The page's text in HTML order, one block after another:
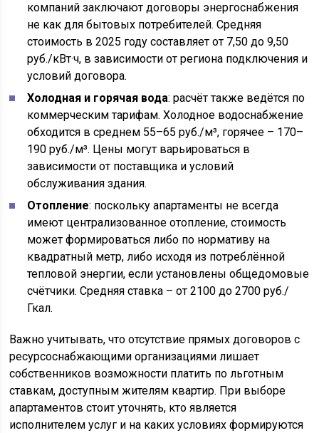
компаний заключают договоры энергоснабжения
не как для бытовых потребителей. Средняя
стоимость в 2025 году составляет от 7,50 до 9,50
руб./кВт·ч, в зависимости от региона подключения и
условий договора.
Холодная и горячая вода: расчёт также ведётся по
коммерческим тарифам. Холодное водоснабжение
обходится в среднем 55–65 руб./м³, горячее – 170–
190 руб./м³. Цены могут варьироваться в
зависимости от поставщика и условий
обслуживания здания.
Отопление: поскольку апартаменты не всегда
имеют централизованное отопление, стоимость
может формироваться либо по нормативу на
квадратный метр, либо исходя из потреблённой
тепловой энергии, если установлены общедомовые
счётчики. Средняя ставка – от 2100 до 2700 руб./
Гкал.
Важно учитывать, что отсутствие прямых договоров с
ресурсоснабжающими организациями лишает
собственников возможности платить по льготным
ставкам, доступным жителям квартир. При выборе
апартаментов стоит уточнять, кто является
исполнителем услуг и на каких условиях формируются